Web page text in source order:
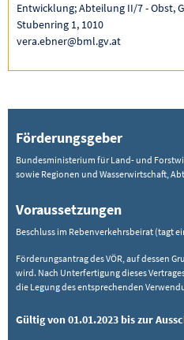
Entwicklung; Abteilung II/7 - Obst,
Stubenring 1, 1010
vera.ebner@bml.gv.at
Förderungsgeber
Bundesministerium für Land- und
sowie Regionen und Wasserwirtschaft,
Voraussetzungen
Beschluss im Rebenverkehrsbeirat (tagt
Förderungsantrag des VÖR, auf dessen
wird. Nach Unterfertigung dieses
die Legung des entsprechenden
Gültig von 01.01.2023 bis zur